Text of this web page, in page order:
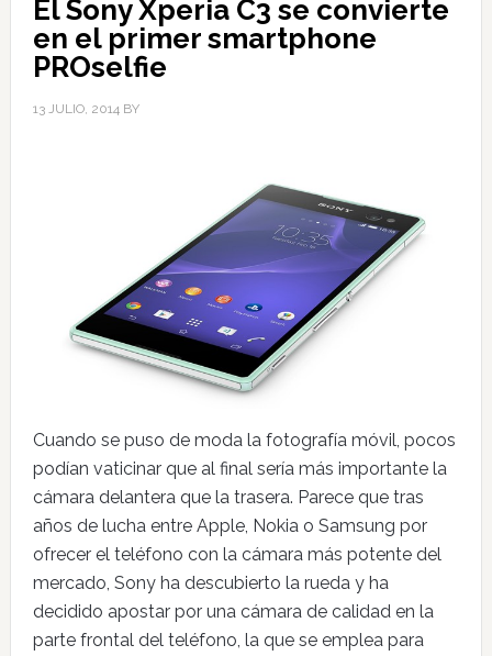
El Sony Xperia C3 se convierte
en el primer smartphone
PROselfie
13 JULIO, 2014BY
Cuando se puso de moda la fotografía móvil, pocos
podían vaticinar que al final sería más importante la
cámara delantera que la trasera. Parece que tras
años de lucha entre Apple, Nokia o Samsung por
ofrecer el teléfono con la cámara más potente del
mercado, Sony ha descubierto la rueda y ha
decidido apostar por una cámara de calidad en la
parte frontal del teléfono, la que se emplea para